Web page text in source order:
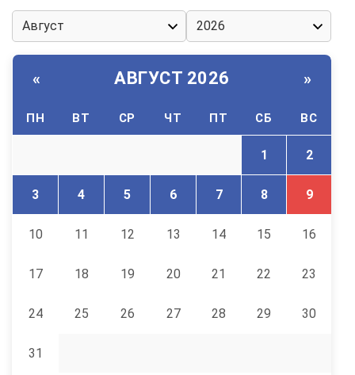
« АВГУСТ 2026 »
ПН ВТ СР ЧТ ПТ СБ ВС
1 2
3 4 5 6 7 8 9
10 11 12 13 14 15 16
17 18 19 20 21 22 23
24 25 26 27 28 29 30
31